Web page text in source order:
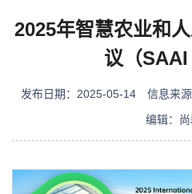
2025年智慧农业和
议（SAAI
发布日期：2025-05-14 信息来
编辑：